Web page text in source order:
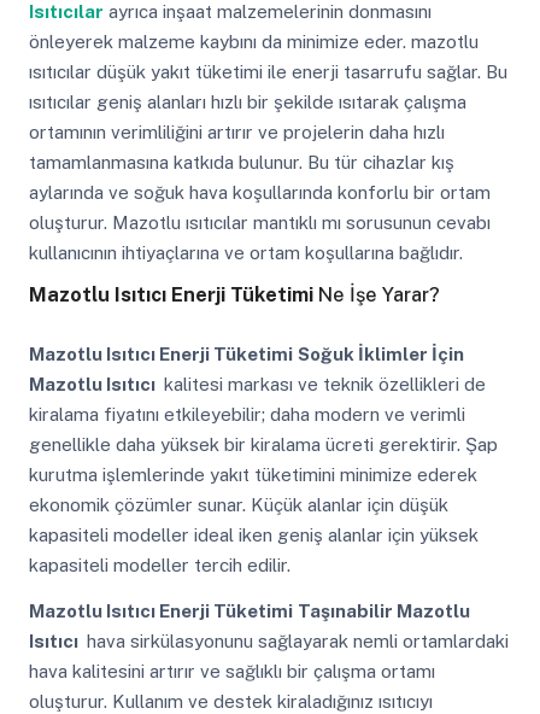
Isıtıcılar ayrıca inşaat malzemelerinin donmasını
önleyerek malzeme kaybını da minimize eder. mazotlu
ısıtıcılar düşük yakıt tüketimi ile enerji tasarrufu sağlar. Bu
ısıtıcılar geniş alanları hızlı bir şekilde ısıtarak çalışma
ortamının verimliliğini artırır ve projelerin daha hızlı
tamamlanmasına katkıda bulunur. Bu tür cihazlar kış
aylarında ve soğuk hava koşullarında konforlu bir ortam
oluşturur. Mazotlu ısıtıcılar mantıklı mı sorusunun cevabı
kullanıcının ihtiyaçlarına ve ortam koşullarına bağlıdır.
Mazotlu Isıtıcı Enerji TüketimiNe İşe Yarar?
Mazotlu Isıtıcı Enerji Tüketimi Soğuk İklimler İçin
Mazotlu Isıtıcı kalitesi markası ve teknik özellikleri de
kiralama fiyatını etkileyebilir; daha modern ve verimli
genellikle daha yüksek bir kiralama ücreti gerektirir. Şap
kurutma işlemlerinde yakıt tüketimini minimize ederek
ekonomik çözümler sunar. Küçük alanlar için düşük
kapasiteli modeller ideal iken geniş alanlar için yüksek
kapasiteli modeller tercih edilir.
Mazotlu Isıtıcı Enerji Tüketimi Taşınabilir Mazotlu
Isıtıcı hava sirkülasyonunu sağlayarak nemli ortamlardaki
hava kalitesini artırır ve sağlıklı bir çalışma ortamı
oluşturur. Kullanım ve destek kiraladığınız ısıtıcıyı